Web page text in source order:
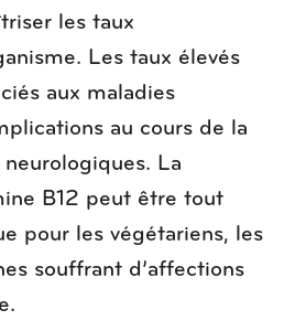
les taux
Les taux élevés
aux maladies
au cours de la
La
B12 peut être tout
pour les végétariens, les
souffrant d’affections